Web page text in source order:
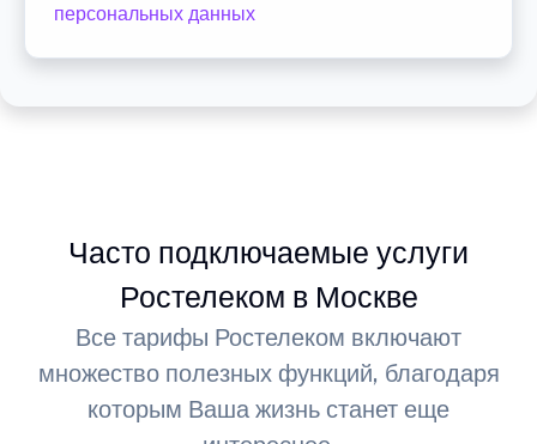
персональных данных
Часто подключаемые услуги
Ростелеком в Москве
Все тарифы Ростелеком включают
множество полезных функций, благодаря
которым Ваша жизнь станет еще